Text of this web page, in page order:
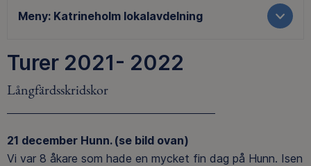
Meny: Katrineholm lokalavdelning
Turer 2021- 2022
Långfärdsskridskor
21 december Hunn. (se bild ovan)
Vi var 8 åkare som hade en mycket fin dag på Hunn. Isen